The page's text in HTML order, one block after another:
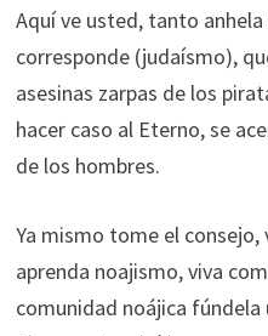
Aquí ve usted, tanto
corresponde (judaísmo),
asesinas zarpas de los
hacer caso al Eterno, se
de los hombres.
Ya mismo tome el consejo,
aprenda noajismo, viva
comunidad noájica fúndela